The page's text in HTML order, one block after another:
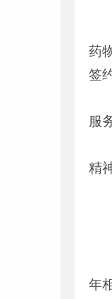
药
签
服
精
年